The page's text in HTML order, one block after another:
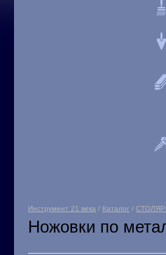
Инструмент 21 века / Каталог /
Ножовки по